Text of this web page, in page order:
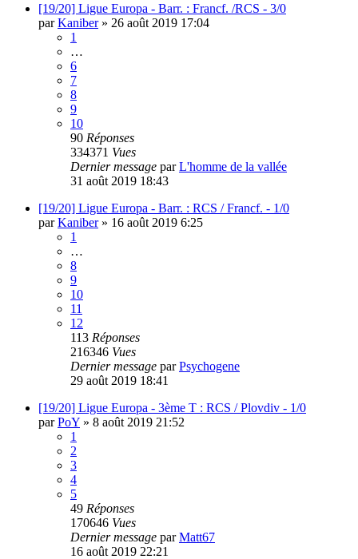
[19/20] Ligue Europa - Barr. : Francf. /RCS - 3/0
parKaniber» 26 août 2019 17:04
1
…
6
7
8
9
10
90 Réponses
334371 Vues
Dernier message parL'homme de la vallée
31 août 2019 18:43
[19/20] Ligue Europa - Barr. : RCS / Francf. - 1/0
parKaniber» 16 août 2019 6:25
1
…
8
9
10
11
12
113 Réponses
216346 Vues
Dernier message parPsychogene
29 août 2019 18:41
[19/20] Ligue Europa - 3ème T : RCS / Plovdiv - 1/0
parPoY » 8 août 2019 21:52
1
2
3
4
5
49 Réponses
170646 Vues
Dernier message parMatt67
16 août 2019 22:21